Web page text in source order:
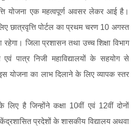
योजना एक महत्वपूर्ण अवसर लेकर आई है।
छात्रवृत्ति पोर्टल का प्रथम चरण 10 अगस्त
जिला प्रशासन तथा उच्च शिक्षा विभाग
पात्र निजी महाविद्यालयों के सहयोग से
योजना का लाभ दिलाने के लिए व्यापक स्तर
लिए है जिन्होंने कक्षा 10वीं एवं 12वीं दोनों
केंद्रशासित प्रदेशों के शासकीय विद्यालय अथवा